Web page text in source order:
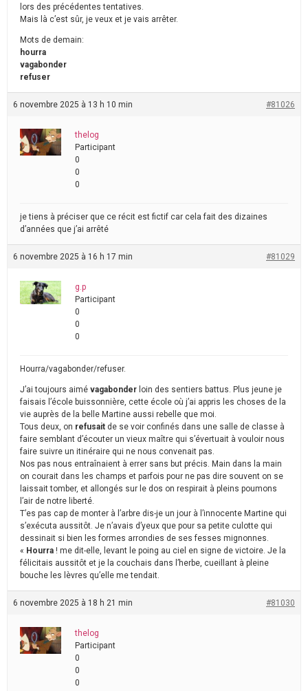
lors des précédentes tentatives.
Mais là c’est sûr, je veux et je vais arrêter.
Mots de demain:
hourra
vagabonder
refuser
6 novembre 2025 à 13 h 10 min #81026
thelog
Participant
0
0
0
je tiens à préciser que ce récit est fictif car cela fait des dizaines
d’années que j’ai arrêté
6 novembre 2025 à 16 h 17 min #81029
g.p
Participant
0
0
0
Hourra/vagabonder/refuser.
J’ai toujours aimé vagabonder loin des sentiers battus. Plus jeune je
faisais l’école buissonnière, cette école où j’ai appris les choses de la
vie auprès de la belle Martine aussi rebelle que moi.
Tous deux, on refusait de se voir confinés dans une salle de classe à
faire semblant d’écouter un vieux maître qui s’évertuait à vouloir nous
faire suivre un itinéraire qui ne nous convenait pas.
Nos pas nous entraînaient à errer sans but précis. Main dans la main
on courait dans les champs et parfois pour ne pas dire souvent on se
laissait tomber, et allongés sur le dos on respirait à pleins poumons
l’air de notre liberté.
T’es pas cap de monter à l’arbre dis-je un jour à l’innocente Martine qui
s’exécuta aussitôt. Je n’avais d’yeux que pour sa petite culotte qui
dessinait si bien les formes arrondies de ses fesses mignonnes.
« Hourra ! me dit-elle, levant le poing au ciel en signe de victoire. Je la
félicitais aussitôt et je la couchais dans l’herbe, cueillant à pleine
bouche les lèvres qu’elle me tendait.
6 novembre 2025 à 18 h 21 min #81030
thelog
Participant
0
0
0